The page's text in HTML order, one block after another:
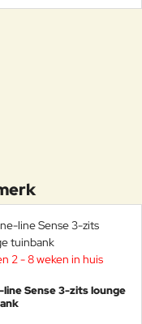
2 - 8 weken in huis
line Sense 3-zits lounge